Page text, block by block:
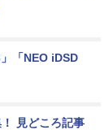
「NEO iDSD
見どころ記事